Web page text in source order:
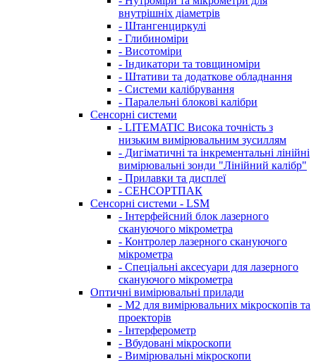
внутрішніх діаметрів
- Штангенциркулі
- Глибиноміри
- Висотоміри
- Індикатори та товщиноміри
- Штативи та додаткове обладнання
- Системи калібрування
- Паралельні блокові калібри
Сенсорні системи
- LITEMATIC Висока точність з
низьким вимірювальним зусиллям
- Дигіматичні та інкрементальні лінійні
вимірювальні зонди "Лінійний калібр"
- Прилавки та дисплеї
- СЕНСОРТПАК
Сенсорні системи - LSM
- Інтерфейсний блок лазерного
скануючого мікрометра
- Контролер лазерного скануючого
мікрометра
- Спеціальні аксесуари для лазерного
скануючого мікрометра
Оптичні вимірювальні прилади
- M2 для вимірювальних мікроскопів та
проекторів
- Інтерферометр
- Вбудовані мікроскопи
- Вимірювальні мікроскопи